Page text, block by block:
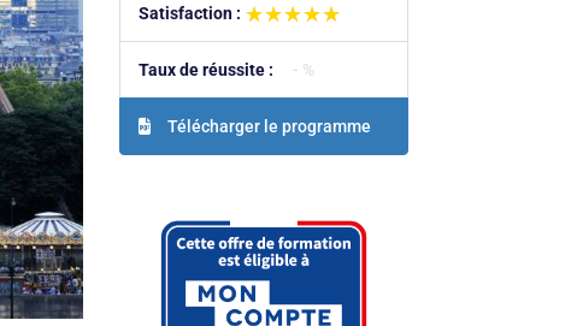
Satisfaction : ★★★★★
★★★★★
Taux de réussite : - %
Télécharger le programme